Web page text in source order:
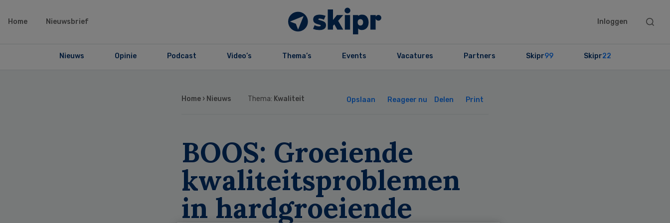
Home Nieuwsbrief Inloggen
Search
Nieuws Opinie Podcast Video’s Thema’s Events Vacatures Partners Skipr99 Skipr22
Home › Nieuws Thema: Kwaliteit Opslaan Reageer nu Delen Print
BOOS: Groeiende
kwaliteitsproblemen
in hardgroeiende